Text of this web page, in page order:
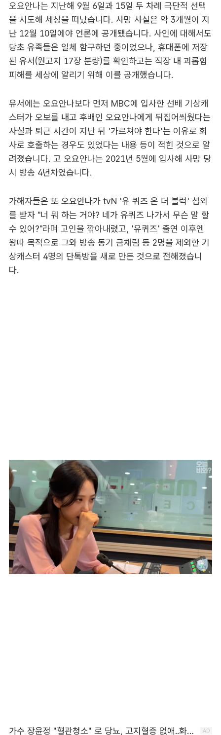
오요안나는 지난해 9월 6일과 15일 두 차례 극단적 선택
을 시도해 세상을 떠났습니다. 사망 사실은 약 3개월이 지
난 12월 10일에야 언론에 공개됐습니다. 사인에 대해서도
당초 유족들은 일체 함구하던 중이었으나, 휴대폰에 저장
된 유서(원고지 17장 분량)를 확인하고는 직장 내 괴롭힘
피해를 세상에 알리기 위해 이를 공개했습니다.
유서에는 오요안나보다 먼저 MBC에 입사한 선배 기상캐
스터가 오보를 내고 후배인 오요안나에게 뒤집어씌웠다는
사실과 퇴근 시간이 지난 뒤 '가르쳐야 한다'는 이유로 회
사로 호출하는 경우도 있었다는 내용 등이 적힌 것으로 알
려졌습니다. 고 오요안나는 2021년 5월에 입사해 사망 당
시 방송 4년차였습니다.
가해자들은 또 오요안나가 tvN '유 퀴즈 온 더 블럭' 섭외
를 받자 "너 뭐 하는 거야? 네가 유퀴즈 나가서 무슨 말 할
수 있어?"라며 고인을 깎아내렸고, '유퀴즈' 출연 이후엔
왕따 목적으로 그와 방송 동기 금채림 등 2명을 제외한 기
상캐스터 4명의 단톡방을 새로 만든 것으로 전해졌습니
다.